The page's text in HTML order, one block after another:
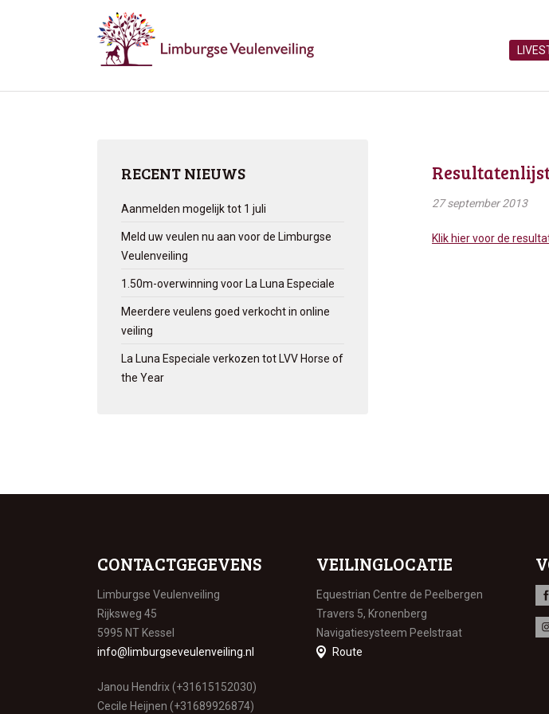
RECENT NIEUWS
Aanmelden mogelijk tot 1 juli
Meld uw veulen nu aan voor de Limburgse
Veulenveiling
1.50m-overwinning voor La Luna Especiale
Meerdere veulens goed verkocht in online
veiling
La Luna Especiale verkozen tot LVV Horse of
the Year
Resultatenlijst
27 september 2013
Klik hier voor de
CONTACTGEGEVENS
Limburgse Veulenveiling
Rijksweg 45
5995 NT Kessel
info@limburgseveulenveiling.nl
Janou Hendrix (+31615152030)
Cecile Heijnen (+31689926874)
VEILINGLOCATIE
Equestrian Centre de Peelbergen
Travers 5, Kronenberg
Navigatiesysteem Peelstraat
Route